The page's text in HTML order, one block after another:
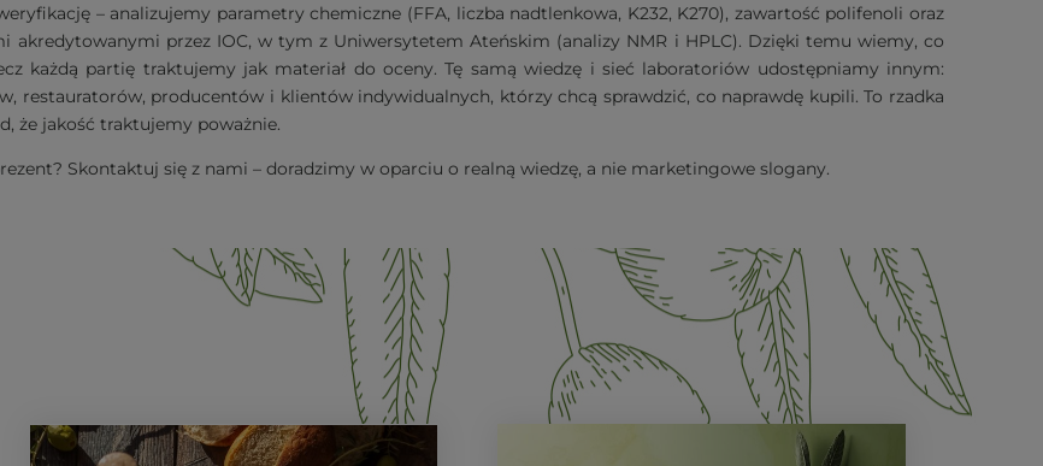
– analizujemy parametry chemiczne (FFA, liczba nadtlenkowa, K232, K270), zawartość polifenoli oraz
akredytowanymi przez IOC, w tym z Uniwersytetem Ateńskim (analizy NMR i HPLC). Dzięki temu wiemy, co
każdą partię traktujemy jak materiał do oceny. Tę samą wiedzę i sieć laboratoriów udostępniamy innym:
restauratorów, producentów i klientów indywidualnych, którzy chcą sprawdzić, co naprawdę kupili. To rzadka
że jakość traktujemy poważnie.
Skontaktuj się z nami – doradzimy w oparciu o realną wiedzę, a nie marketingowe slogany.